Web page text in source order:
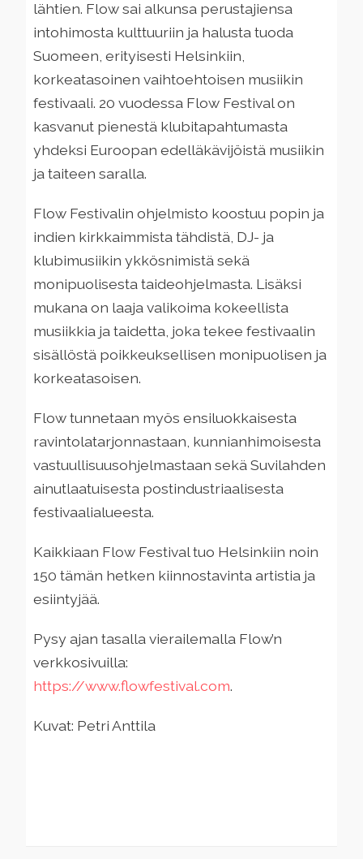
lähtien. Flow sai alkunsa perustajiensa
intohimosta kulttuuriin ja halusta tuoda
Suomeen, erityisesti Helsinkiin,
korkeatasoinen vaihtoehtoisen musiikin
festivaali. 20 vuodessa Flow Festival on
kasvanut pienestä klubitapahtumasta
yhdeksi Euroopan edelläkävijöistä musiikin
ja taiteen saralla.
Flow Festivalin ohjelmisto koostuu popin ja
indien kirkkaimmista tähdistä, DJ- ja
klubimusiikin ykkösnimistä sekä
monipuolisesta taideohjelmasta. Lisäksi
mukana on laaja valikoima kokeellista
musiikkia ja taidetta, joka tekee festivaalin
sisällöstä poikkeuksellisen monipuolisen ja
korkeatasoisen.
Flow tunnetaan myös ensiluokkaisesta
ravintolatarjonnastaan, kunnianhimoisesta
vastuullisuusohjelmastaan sekä Suvilahden
ainutlaatuisesta postindustriaalisesta
festivaalialueesta.
Kaikkiaan Flow Festival tuo Helsinkiin noin
150 tämän hetken kiinnostavinta artistia ja
esiintyjää.
Pysy ajan tasalla vierailemalla Flow’n
verkkosivuilla:
https://www.flowfestival.com.
Kuvat: Petri Anttila